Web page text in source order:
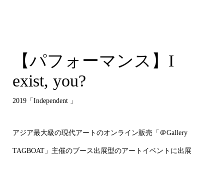
【パフォーマンス】I
exist, you?
2019「Independent 」
アジア最大級の現代アートのオンライン販売「＠Gallery
TAGBOAT」主催のブース出展型のアートイベントに出展